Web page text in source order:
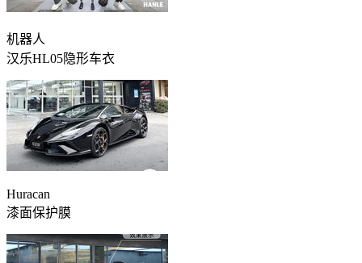
机器人
汉乐HL05隐形车衣
Huracan
漆面保护膜